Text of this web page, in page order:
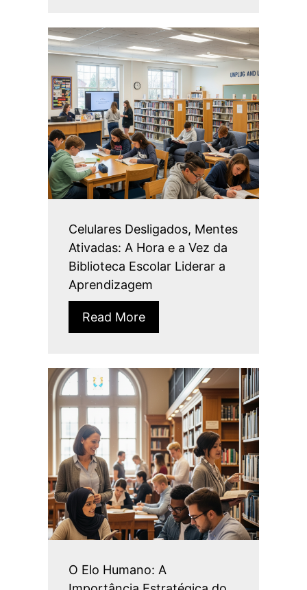
Celulares Desligados, Mentes
Ativadas: A Hora e a Vez da
Biblioteca Escolar Liderar a
Aprendizagem
Read More
O Elo Humano: A